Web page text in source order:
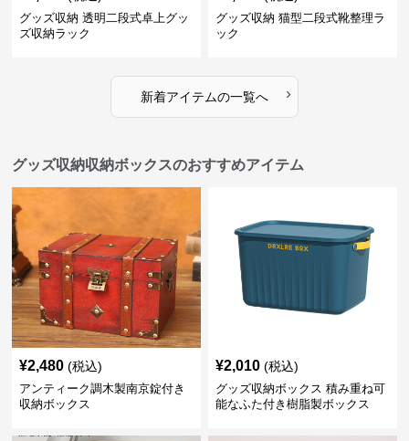
グッズ収納 透明二段式卓上グッ
ズ収納ラック
グッズ収納 猫型二段式靴整理ラ
ック
新着アイテムの一覧へ ›
グッズ収納収納ボックスのおすすめアイテム
¥2,480 (税込)
アンティーク調木製南京錠付き
収納ボックス
¥2,010 (税込)
グッズ収納ボックス 積み重ね可
能なふた付き樹脂製ボックス